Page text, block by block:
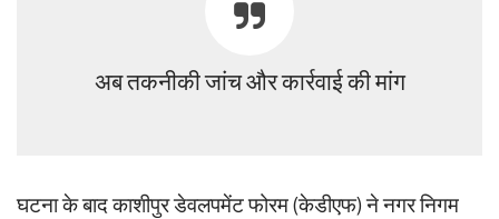
अब तकनीकी जांच और कार्रवाई की मांग
घटना के बाद काशीपुर डेवलपमेंट फोरम (केडीएफ) ने नगर निगम